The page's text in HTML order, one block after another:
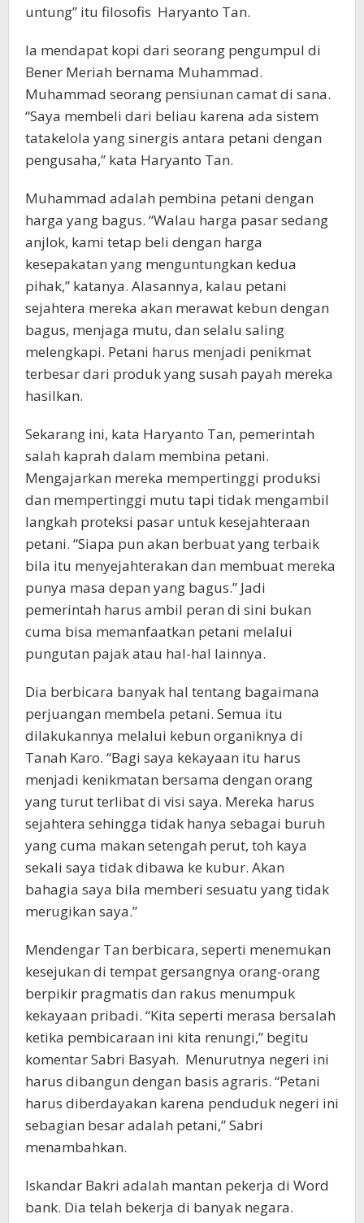
untung” itu filosofis Haryanto Tan.
Ia mendapat kopi dari seorang pengumpul di
Bener Meriah bernama Muhammad.
Muhammad seorang pensiunan camat di sana.
“Saya membeli dari beliau karena ada sistem
tatakelola yang sinergis antara petani dengan
pengusaha,” kata Haryanto Tan.
Muhammad adalah pembina petani dengan
harga yang bagus. “Walau harga pasar sedang
anjlok, kami tetap beli dengan harga
kesepakatan yang menguntungkan kedua
pihak,” katanya. Alasannya, kalau petani
sejahtera mereka akan merawat kebun dengan
bagus, menjaga mutu, dan selalu saling
melengkapi. Petani harus menjadi penikmat
terbesar dari produk yang susah payah mereka
hasilkan.
Sekarang ini, kata Haryanto Tan, pemerintah
salah kaprah dalam membina petani.
Mengajarkan mereka mempertinggi produksi
dan mempertinggi mutu tapi tidak mengambil
langkah proteksi pasar untuk kesejahteraan
petani. “Siapa pun akan berbuat yang terbaik
bila itu menyejahterakan dan membuat mereka
punya masa depan yang bagus.” Jadi
pemerintah harus ambil peran di sini bukan
cuma bisa memanfaatkan petani melalui
pungutan pajak atau hal-hal lainnya.
Dia berbicara banyak hal tentang bagaimana
perjuangan membela petani. Semua itu
dilakukannya melalui kebun organiknya di
Tanah Karo. “Bagi saya kekayaan itu harus
menjadi kenikmatan bersama dengan orang
yang turut terlibat di visi saya. Mereka harus
sejahtera sehingga tidak hanya sebagai buruh
yang cuma makan setengah perut, toh kaya
sekali saya tidak dibawa ke kubur. Akan
bahagia saya bila memberi sesuatu yang tidak
merugikan saya.”
Mendengar Tan berbicara, seperti menemukan
kesejukan di tempat gersangnya orang-orang
berpikir pragmatis dan rakus menumpuk
kekayaan pribadi. “Kita seperti merasa bersalah
ketika pembicaraan ini kita renungi,” begitu
komentar Sabri Basyah. Menurutnya negeri ini
harus dibangun dengan basis agraris. “Petani
harus diberdayakan karena penduduk negeri ini
sebagian besar adalah petani,” Sabri
menambahkan.
Iskandar Bakri adalah mantan pekerja di Word
bank. Dia telah bekerja di banyak negara.